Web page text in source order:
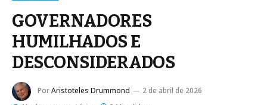
GOVERNADORES
HUMILHADOS E
DESCONSIDERADOS
PorAristoteles Drummond
2 de abril de 2026